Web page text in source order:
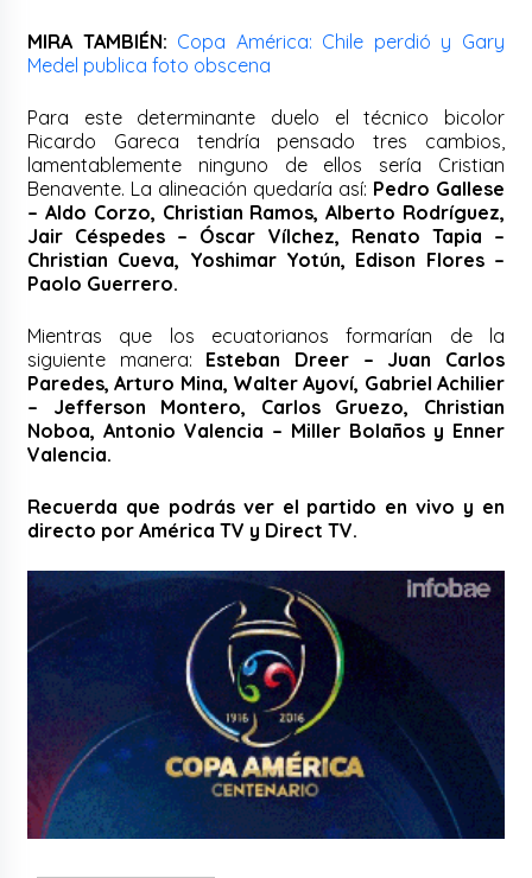
MIRA TAMBIÉN: Copa América: Chile perdió y Gary
Medel publica foto obscena
Para este determinante duelo el técnico bicolor
Ricardo Gareca tendría pensado tres cambios,
lamentablemente ninguno de ellos sería Cristian
Benavente. La alineación quedaría así: Pedro Gallese
– Aldo Corzo, Christian Ramos, Alberto Rodríguez,
Jair Céspedes – Óscar Vílchez, Renato Tapia –
Christian Cueva, Yoshimar Yotún, Edison Flores –
Paolo Guerrero.
Mientras que los ecuatorianos formarían de la
siguiente manera: Esteban Dreer – Juan Carlos
Paredes, Arturo Mina, Walter Ayoví, Gabriel Achilier
– Jefferson Montero, Carlos Gruezo, Christian
Noboa, Antonio Valencia – Miller Bolaños y Enner
Valencia.
Recuerda que podrás ver el partido en vivo y en
directo por América TV y Direct TV.